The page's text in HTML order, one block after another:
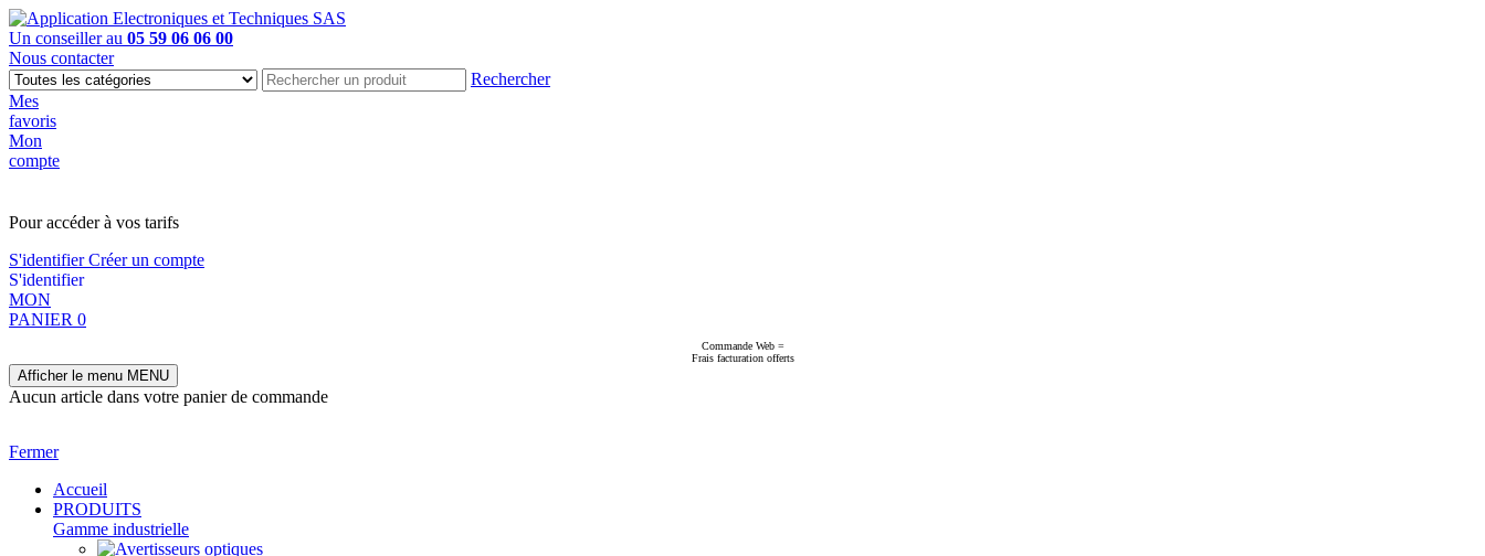
Un conseiller au 05 59 06 06 00
Nous contacter
Rechercher
Mes
favoris
Mon
compte
Pour accéder à vos tarifs
S'identifierCréer un compte
S'identifier
MON
PANIER 0
Commande Web =
Frais facturation offerts
Afficher le menu MENU
Aucun article dans votre panier de commande
Fermer
Accueil
PRODUITS
Gamme industrielle